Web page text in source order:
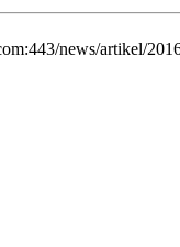
news/artikel/